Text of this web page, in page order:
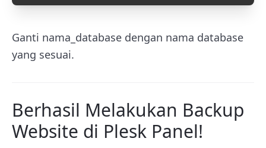
Ganti nama_database dengan nama database
yang sesuai.
Berhasil Melakukan Backup
Website di Plesk Panel!